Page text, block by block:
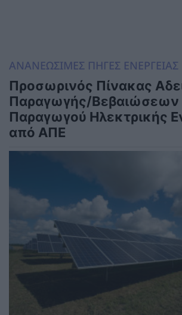
ΑΝΑΝΕΩΣΙΜΕΣ ΠΗΓΕΣ ΕΝΕΡΓΕΙΑΣ
Προσωρινός Πίνακας
Παραγωγής/Βεβαιώσεων
Παραγωγού Ηλεκτρικής
από ΑΠΕ